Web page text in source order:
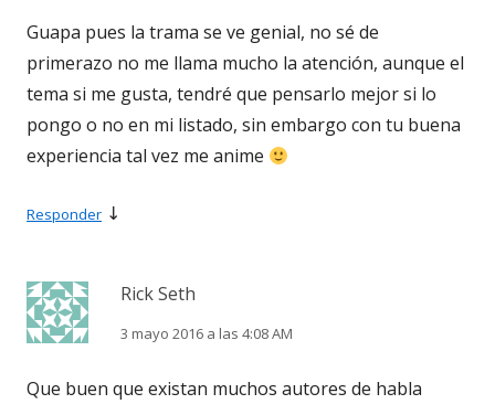
Guapa pues la trama se ve genial, no sé de
primerazo no me llama mucho la atención, aunque el
tema si me gusta, tendré que pensarlo mejor si lo
pongo o no en mi listado, sin embargo con tu buena
experiencia tal vez me anime
Responder ↓
Rick Seth
3 mayo 2016 a las 4:08 AM
Que buen que existan muchos autores de habla